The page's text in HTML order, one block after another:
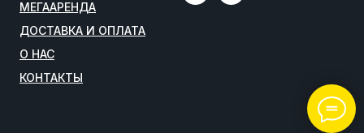
МЕГААРЕНДА
ДОСТАВКА И ОПЛАТА
О НАС
КОНТАКТЫ